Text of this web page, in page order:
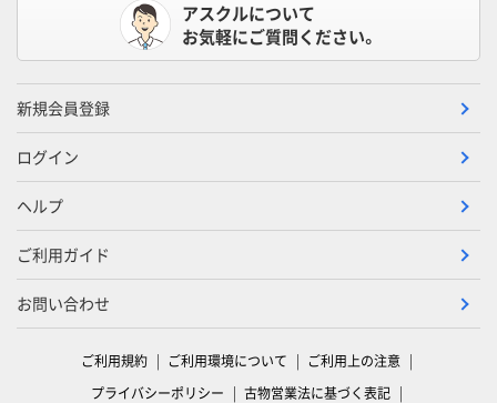
アスクルについて
お気軽にご質問ください。
新規会員登録
ログイン
ヘルプ
ご利用ガイド
お問い合わせ
ご利用規約 ご利用環境について
ご利用上の注意
プライバシーポリシー
古物営業法に基づく表記